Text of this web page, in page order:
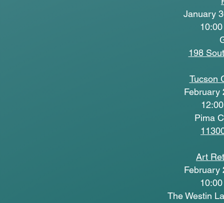
January
198
Tucson
February
Pima
Art
February
The Westin